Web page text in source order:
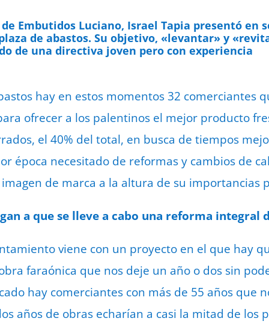
Embutidos Luciano, Israel Tapia presentó en
de abastos. Su objetivo, «levantar» y
de una directiva joven pero con experiencia
hay en estos momentos 32 comerciantes
ofrecer a los palentinos el mejor producto
el 40% del total, en busca de tiempos
época necesitado de reformas y cambios de
de marca a la altura de su importancias
a que se lleve a cabo una reforma integral
viene con un proyecto en el que hay
faraónica que nos deje un año o dos sin
hay comerciantes con más de 55 años que
años de obras echarían a casi la mitad de los